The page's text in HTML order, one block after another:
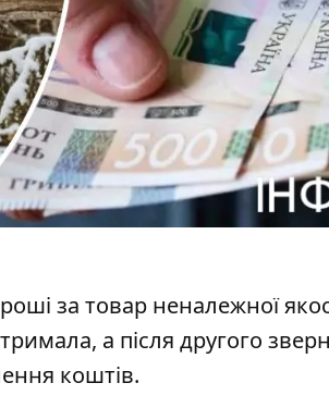
за товар неналежної
а після другого
коштів.